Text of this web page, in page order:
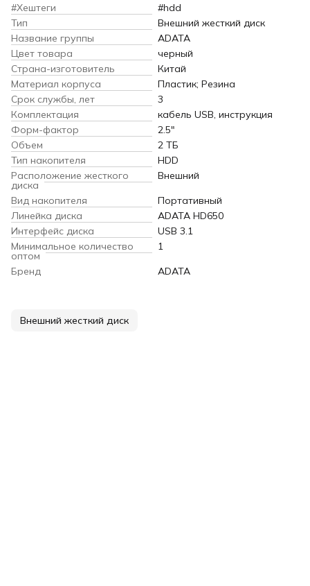
#Хештеги
#hdd
Тип
Внешний жесткий диск
Название группы
ADATA
Цвет товара
черный
Страна-изготовитель
Китай
Материал корпуса
Пластик; Резина
Срок службы, лет
3
Комплектация
кабель USB, инструкция
Форм-фактор
2.5"
Объем
2 ТБ
Тип накопителя
HDD
Расположение жесткого
диска
Внешний
Вид накопителя
Портативный
Линейка диска
ADATA HD650
Интерфейс диска
USB 3.1
Минимальное количество
оптом
1
Бренд
ADATA
Внешний жесткий диск